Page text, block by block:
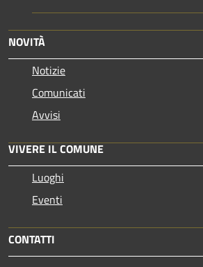
NOVITÀ
Notizie
Comunicati
Avvisi
VIVERE IL COMUNE
Luoghi
Eventi
CONTATTI